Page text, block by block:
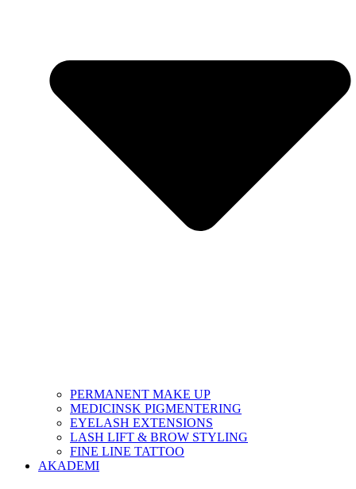
PERMANENT MAKE UP
MEDICINSK PIGMENTERING
EYELASH EXTENSIONS
LASH LIFT & BROW STYLING
FINE LINE TATTOO
AKADEMI